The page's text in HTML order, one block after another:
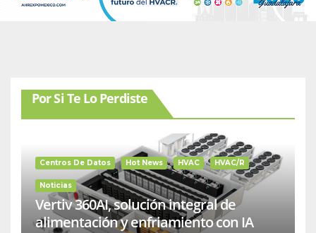
Por Si Te Lo Perdiste
Centros De Datos Hot News HVAC HVAC/R
Noticias
Vertiv 360AI, solución integral de
alimentación y enfriamiento con IA